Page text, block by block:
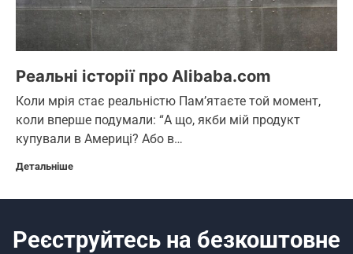
Реальні історії про Alibaba.com
Коли мрія стає реальністю Пам’ятаєте той момент,
коли вперше подумали: “А що, якби мій продукт
купували в Америці? Або в…
Детальніше
Реєструйтесь на безкоштовне